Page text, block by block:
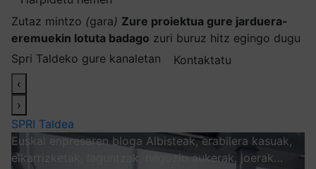
Zutaz mintzo (gara) Zure proiektua gure jarduera-
eremuekin lotuta badago zuri buruz hitz egingo dugu
Spri Taldeko gure kanaletan
Kontaktatu
‹
›
SPRI Taldea
Euskal enpresaren bloga Albisteak, erabilera kasuak,
elkarrizketak, laguntzak, negozio aukerak, joerak…